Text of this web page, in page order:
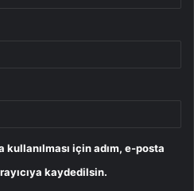
kullanılması için adım, e-posta
kaydedilsin.